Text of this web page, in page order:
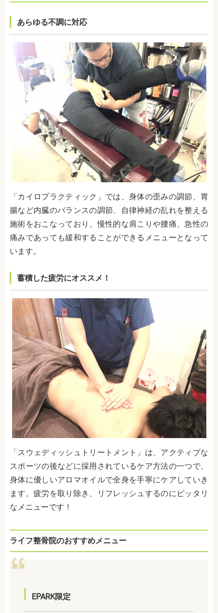
あらゆる不調に対応
「カイロプラクティック」では、 身体の歪みの調節、胃
腸など内臓のバランスの調節、自律神経の乱れを整える
施術をおこなっており、慢性的な肩こりや腰痛、急性の
痛みであっても緩和することができるメニューとなって
います。
蓄積した疲労にオススメ！
「スウェディッシュトリートメント」は、アクティブな
スポーツの後などに採用されているケア方法の一つで、
身体に優しいアロマオイルで全身を手寧にケアしていき
ます。疲労を取り除き、リフレッシュするのにピッタリ
なメニューです！
ライフ整骨院のおすすめメニュー
EPARK限定